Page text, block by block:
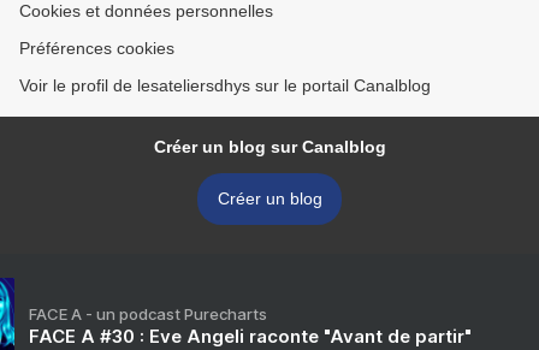
Cookies et données personnelles
Préférences cookies
Voir le profil de lesateliersdhys sur le portail Canalblog
Créer un blog sur Canalblog
Créer un blog
FACE A - un podcast Purecharts
FACE A #30 : Eve Angeli raconte "Avant de partir"